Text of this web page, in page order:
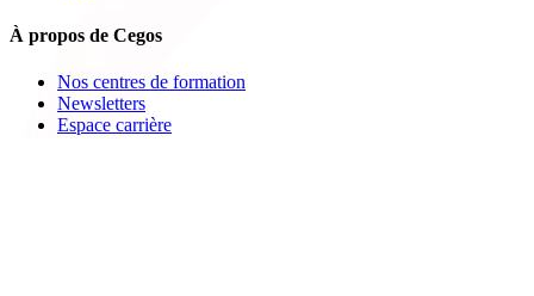
À propos de Cegos
Nos centres de formation
Newsletters
Espace carrière